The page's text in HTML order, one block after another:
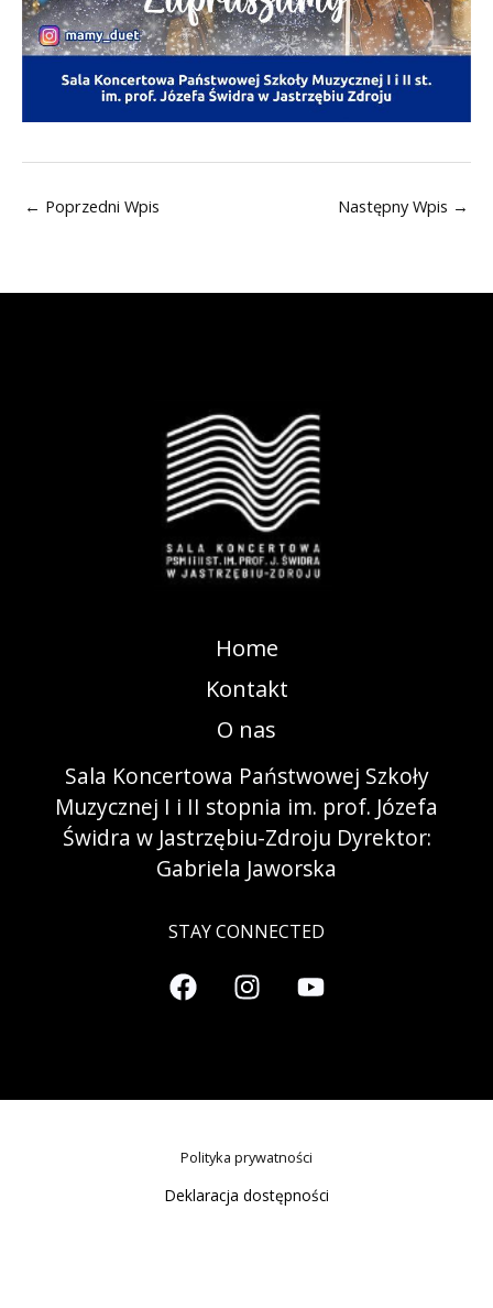
← Poprzedni Wpis Następny Wpis →
Home
Kontakt
O nas
Sala Koncertowa Państwowej Szkoły
Muzycznej I i II stopnia im. prof. Józefa
Świdra w Jastrzębiu-Zdroju Dyrektor:
Gabriela Jaworska
STAY CONNECTED
Polityka prywatności
Deklaracja dostępności